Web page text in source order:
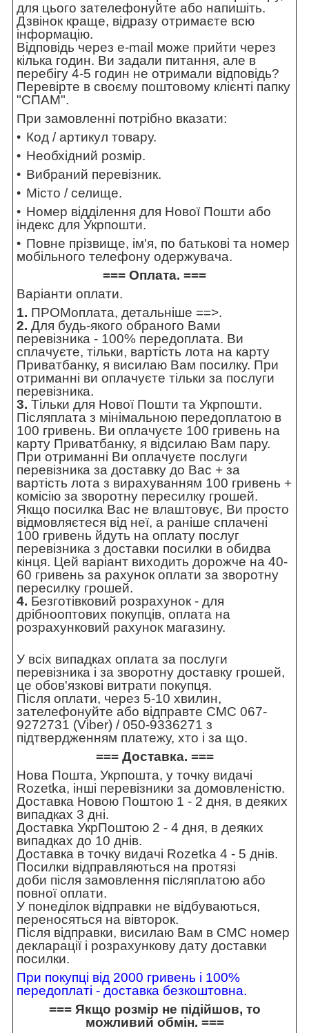
для цього зателефонуйте або напишіть.
Дзвінок краще, відразу отримаєте всю
інформацію.
Відповідь через e-mail може прийти через
кілька годин. Ви задали питання, але в
перебігу 4-5 годин не отримали відповідь?
Перевірте в своєму поштовому клієнті папку
"СПАМ".
При замовленні потрібно вказати:
Код / артикул товару.
Необхідний розмір.
Вибраний перевізник.
Місто / селище.
Номер відділення для Нової Пошти або
індекс для Укрпошти.
Повне прізвище, ім'я, по батькові та номер
мобільного телефону одержувача.
=== Оплата. ===
Варіанти оплати.
1. ПРОМоплата, детальніше ==>.
2. Для будь-якого обраного Вами
перевізника - 100% передоплата. Ви
сплачуєте, тільки, вартість лота на карту
Приватбанку, я висилаю Вам посилку. При
отриманні ви оплачуєте тільки за послуги
перевізника.
3. Тільки для Нової Пошти та Укрпошти.
Післяплата з мінімальною передоплатою в
100 гривень. Ви оплачуєте 100 гривень на
карту Приватбанку, я відсилаю Вам пару.
При отриманні Ви оплачуєте послуги
перевізника за доставку до Вас + за
вартість лота з вирахуванням 100 гривень +
комісію за зворотну пересилку грошей.
Якщо посилка Вас не влаштовує, Ви просто
відмовляєтеся від неї, а раніше сплачені
100 гривень йдуть на оплату послуг
перевізника з доставки посилки в обидва
кінця. Цей варіант виходить дорожче на 40-
60 гривень за рахунок оплати за зворотну
пересилку грошей.
4. Безготівковий розрахунок - для
дрібнооптових покупців, оплата на
розрахунковий рахунок магазину.
У всіх випадках оплата за послуги
перевізника і за зворотну доставку грошей,
це обов'язкові витрати покупця.
Після оплати, через 5-10 хвилин,
зателефонуйте або відправте СМС 067-
9272731 (Viber) / 050-9336271 з
підтвердженням платежу, хто і за що.
=== Доставка. ===
Нова Пошта, Укрпошта, у точку видачі
Rozetka, інші перевізники за домовленістю.
Доставка Новою Поштою 1 - 2 дня, в деяких
випадках 3 дні.
Доставка УкрПоштою 2 - 4 дня, в деяких
випадках до 10 днів.
Доставка в точку видачі Rozetka 4 - 5 днів.
Посилки відправляються на протязі
доби після замовлення післяплатою або
повної оплати.
У понеділок відправки не відбуваються,
переносяться на вівторок.
Після відправки, висилаю Вам в СМС номер
декларації і розрахункову дату доставки
посилки.
При покупці від 2000 гривень і 100%
передоплаті - доставка безкоштовна.
=== Якщо розмір не підійшов, то
можливий обмін. ===